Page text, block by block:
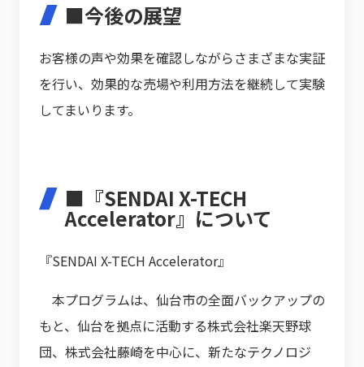
■今後の展望
お客様の声や効果を確認しながらさまざまな実証
を行い、効果的な売場や利用方法を継続して実験
してまいります。
■『SENDAI X-TECH
Accelerator』について
『SENDAI X-TECH Accelerator』
本プログラムは、仙台市の全面バックアップの
もと、仙台を拠点に活動する株式会社楽天野球
団、株式会社藤崎を中心に、新たなテクノロジ